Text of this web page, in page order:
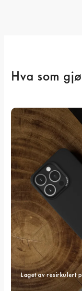
Hva som
Laget av resirkulert